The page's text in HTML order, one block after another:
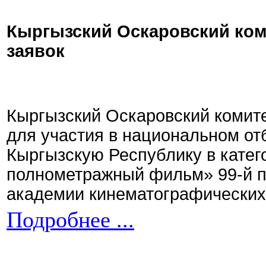
Кыргызский Оскаровский
заявок
Кыргызский Оскаровский
для участия в национальном
Кыргызскую Республику в
полнометражный фильм» 99-й
академии
Подробнее ...